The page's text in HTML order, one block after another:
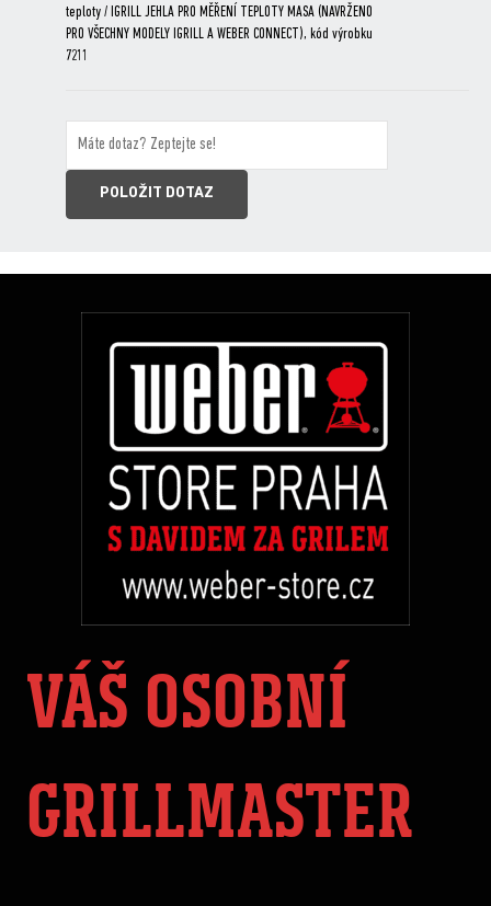
teploty / IGRILL JEHLA PRO MĚŘENÍ TEPLOTY MASA (NAVRŽENO
PRO VŠECHNY MODELY IGRILL A WEBER CONNECT), kód výrobku
7211
VÁŠ OSOBNÍ
GRILLMASTER